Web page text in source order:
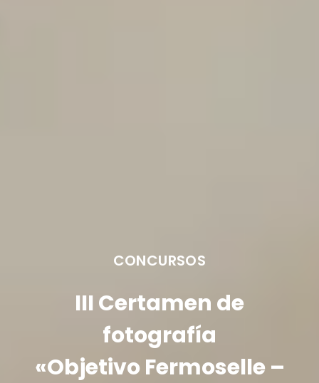
CONCURSOS
III Certamen de
fotografía
«Objetivo Fermoselle –